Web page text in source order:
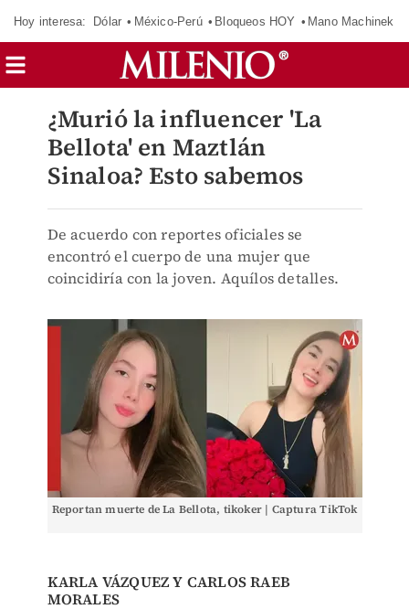
Hoy interesa: Dólar México-Perú Bloqueos HOY Mano Machinek
¿Murió la influencer 'La
Bellota' en Maztlán
Sinaloa? Esto sabemos
De acuerdo con reportes oficiales se
encontró el cuerpo de una mujer que
coincidiría con la joven. Aquílos detalles.
Reportan muerte de La Bellota, tikoker | Captura TikTok
KARLA VÁZQUEZY CARLOS RAEB
MORALES